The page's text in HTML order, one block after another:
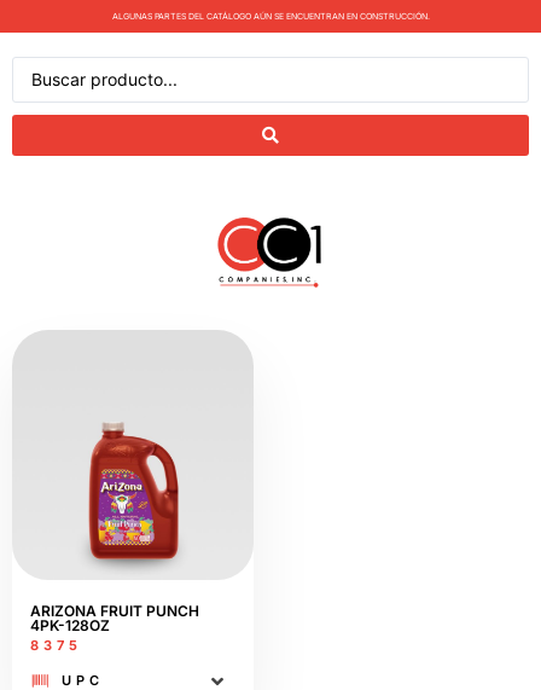
ALGUNAS PARTES DEL CATÁLOGO AÚN SE ENCUENTRAN EN CONSTRUCCIÓN.
ARIZONA FRUIT PUNCH
4PK-128OZ
8375
UPC